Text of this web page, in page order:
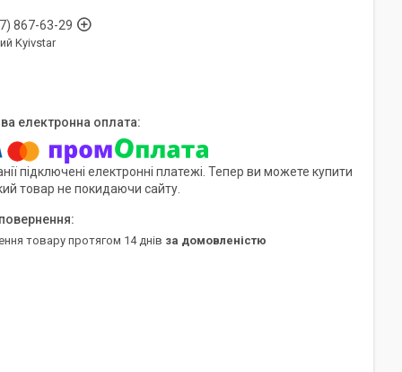
867-63-29
Kyivstar
підключені електронні платежі. Тепер ви можете купити
товар не покидаючи сайту.
товару протягом 14 днів за домовленістю